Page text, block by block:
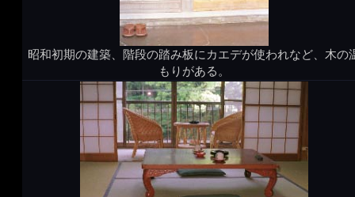
昭和初期の建築、階段の踏み板にカエデが使われなど、木の
もりがある。